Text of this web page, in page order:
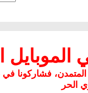
المتمدن، فشاركونا
الحر